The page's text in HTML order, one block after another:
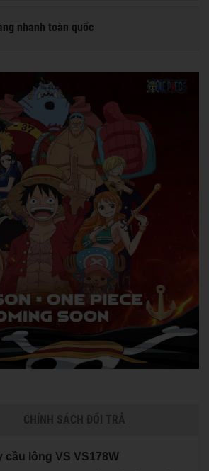
nhanh toàn quốc
CHÍNH SÁCH ĐỔI TRẢ
cầu lông VS VS178W